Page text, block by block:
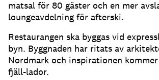
matsal för 80 gäster och en mer
loungeavdelning för afterski.
Restaurangen ska byggas vid
byn. Byggnaden har ritats av
Nordmark och inspirationen
fjäll-lador.